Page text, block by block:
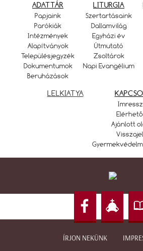
ADATTÁR
Papjaink
Parókiák
Intézmények
Alapítványok
Településjegyzék
Dokumentumok
Beruházások
LITURGIA
Szertartásaink
Dallamvilág
Egyházi év
Útmutató
Zsoltárok
Napi Evangélium
LELKIATYA
Ajánlott
ÍRJON NEKÜNK